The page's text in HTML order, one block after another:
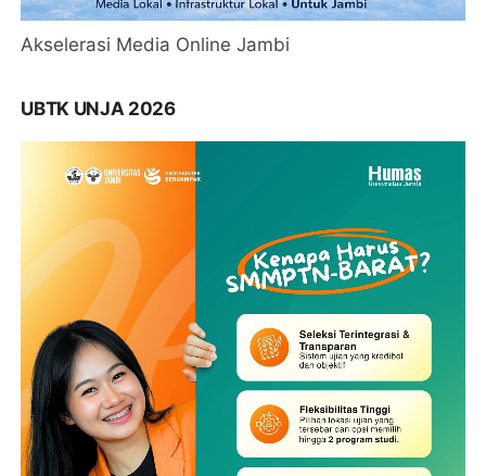
Akselerasi Media Online Jambi
UBTK UNJA 2026